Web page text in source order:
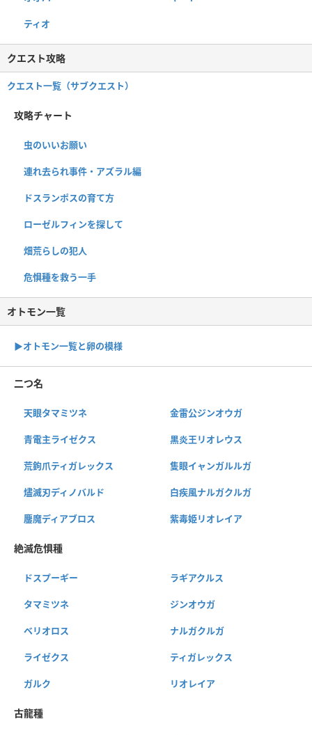
ティオ
クエスト攻略
クエスト一覧（サブクエスト）
攻略チャート
虫のいいお願い
連れ去られ事件・アズラル編
ドスランポスの育て方
ローゼルフィンを探して
畑荒らしの犯人
危惧種を救う一手
オトモン一覧
▶︎オトモン一覧と卵の模様
二つ名
天眼タマミツネ 金雷公ジンオウガ
青電主ライゼクス 黒炎王リオレウス
荒鉤爪ティガレックス 隻眼イャンガルルガ
燼滅刃ディノバルド 白疾風ナルガクルガ
鏖魔ディアブロス 紫毒姫リオレイア
絶滅危惧種
ドスプーギー ラギアクルス
タマミツネ ジンオウガ
ベリオロス ナルガクルガ
ライゼクス ティガレックス
ガルク リオレイア
古龍種